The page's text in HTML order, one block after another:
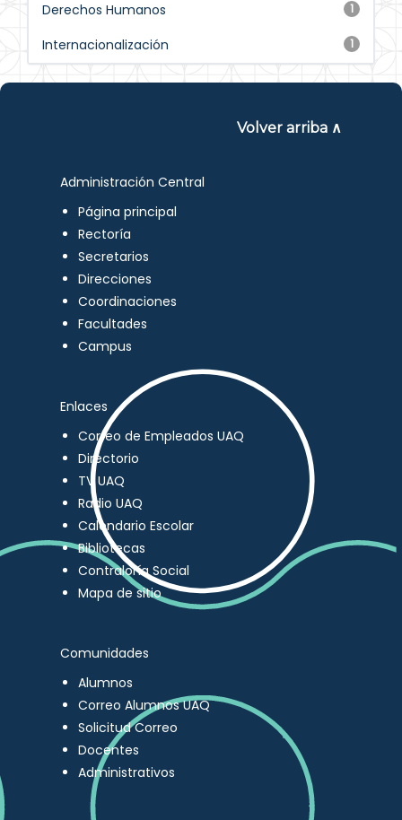
1
Derechos Humanos
1
Internacionalización
Volver arriba ∧
Administración Central
Página principal
Rectoría
Secretarios
Direcciones
Coordinaciones
Facultades
Campus
Enlaces
Correo de Empleados UAQ
Directorio
TV UAQ
Radio UAQ
Calendario Escolar
Bibliotecas
Contraloría Social
Mapa de sitio
Comunidades
Alumnos
Correo Alumnos UAQ
Solicitud Correo
Docentes
Administrativos